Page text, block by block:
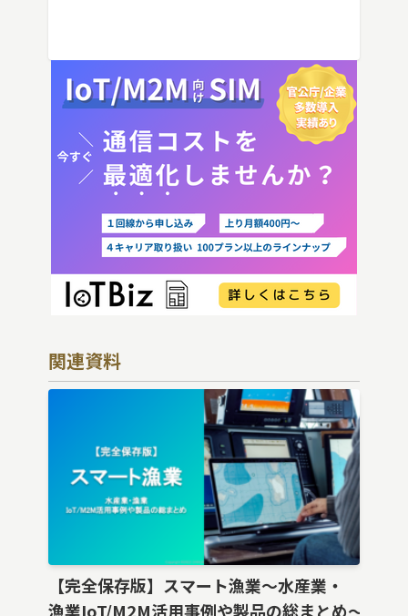
関連資料
【完全保存版】スマート漁業〜水産業・
漁業IoT/M2M活用事例や製品の総まとめ〜